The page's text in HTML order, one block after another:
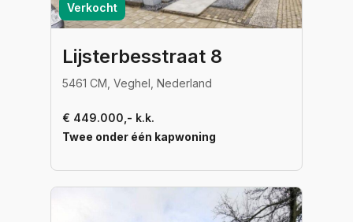
Verkocht
Lijsterbesstraat 8
5461 CM, Veghel, Nederland
€ 449.000,- k.k.
Twee onder één kapwoning